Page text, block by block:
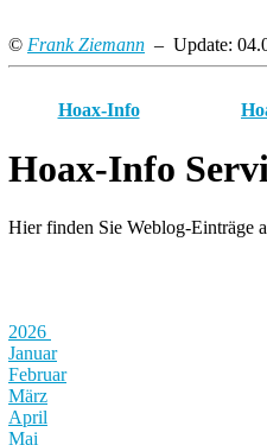
© Frank Ziemann – Update:
Hoax-Info
Hoax-Info
Hier finden Sie Weblog-Einträge
2026
Januar
Februar
März
April
Mai